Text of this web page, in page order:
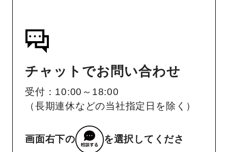
チャットでお問い合わせ
受付：10:00～18:00
（長期連休などの当社指定日を除く）
画面右下の を選択してくださ